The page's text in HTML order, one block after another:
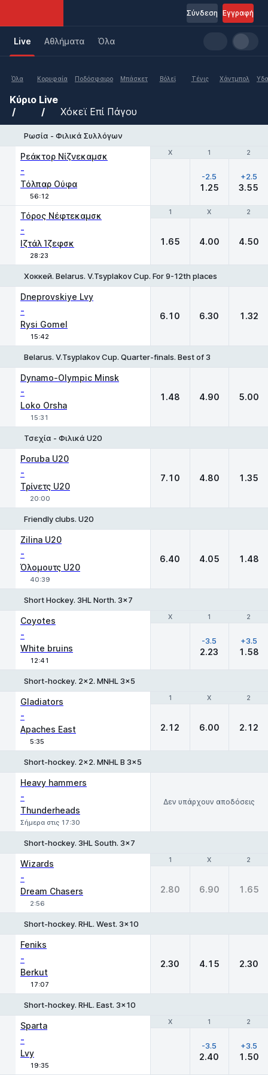
Εγγραφή
Σύνδεση
Live Aθλήματα Όλα
Όλα Κορυφαία Ποδόσφαιρο Μπάσκετ Βόλεϊ Τένις Χάντμπολ
Κύριο Live
Χόκεϊ Επί Πάγου
Ρωσία - Φιλικά Συλλόγων
Χ 1 2
Ρεάκτορ Νίζνεκαμσκ
-
Τόλπαρ Ούφα
56:12
Χ 1 2
-2.5
1.25
+2.5
3.55
1 X 2
Τόρος Νέφτεκαμσκ
-
Ιζτάλ Ίζεφσκ
28:23
1 X 2
1.65 4.00 4.50
Хоккей. Belarus. V.Tsyplakov Cup. For 9-12th places
Dneprovskiye Lvy
-
Rysi Gomel
15:42
6.10 6.30 1.32
Belarus. V.Tsyplakov Cup. Quarter-finals. Best of 3
Dynamo-Olympic Minsk
-
Loko Orsha
15:31
1.48 4.90 5.00
Τσεχία - Φιλικά U20
Poruba U20
-
Τρίνετς U20
20:00
7.10 4.80 1.35
Friendly clubs. U20
Zilina U20
-
Όλομουτς U20
40:39
6.40 4.05 1.48
Short Hockey. 3HL North. 3x7
Χ 1 2
Coyotes
-
White bruins
12:41
Χ 1 2
-3.5
2.23
+3.5
1.58
Short-hockey. 2x2. MNHL 3x5
1 X 2
Gladiators
-
Apaches East
5:35
1 X 2
2.12 6.00 2.12
Short-hockey. 2x2. MNHL B 3x5
Heavy hammers
-
Thunderheads
Σήμερα στις 17:30
Δεν υπάρχουν αποδόσεις
Short-hockey. 3HL South. 3x7
1 X 2
Wizards
-
Dream Chasers
2:56
1 X 2
2.80 6.90 1.65
Short-hockey. RHL. West. 3x10
Feniks
-
Berkut
17:07
2.30 4.15 2.30
Short-hockey. RHL. East. 3x10
Χ 1 2
Sparta
-
Lvy
19:35
Χ 1 2
-3.5
2.40
+3.5
1.50